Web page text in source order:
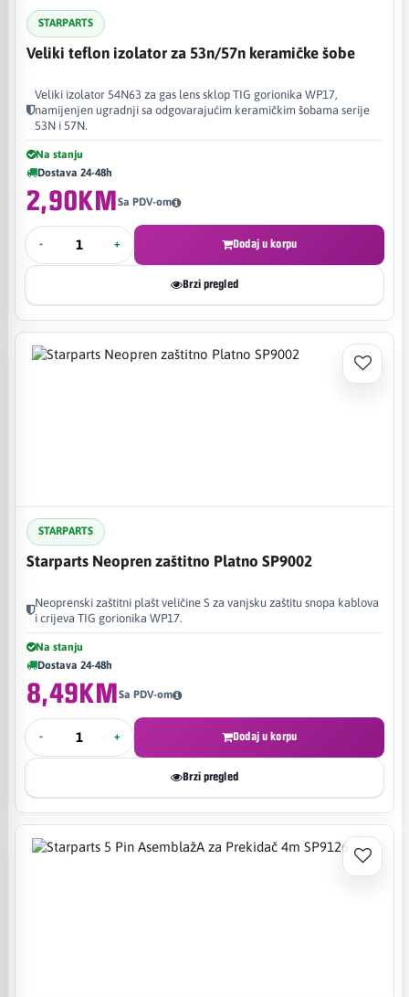
STARPARTS
Veliki teflon izolator za 53n/57n keramičke šobe
Veliki izolator 54N63 za gas lens sklop TIG gorionika WP17,
namijenjen ugradnji sa odgovarajućim keramičkim šobama serije
53N i 57N.
Na stanju
Dostava 24-48h
2,90KMSa PDV-om
- + Dodaj u korpu
Brzi pregled
STARPARTS
Starparts Neopren zaštitno Platno SP9002
Neoprenski zaštitni plašt veličine S za vanjsku zaštitu snopa kablova
i crijeva TIG gorionika WP17.
Na stanju
Dostava 24-48h
8,49KMSa PDV-om
- + Dodaj u korpu
Brzi pregled